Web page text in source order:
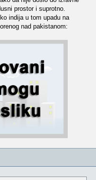
prostor i suprotno.
indija u tom upadu na
nad pakistanom: